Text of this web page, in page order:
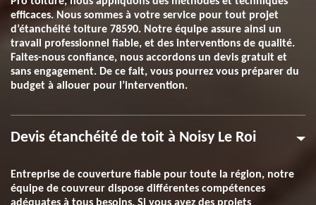
efficaces. Nous sommes à votre service pour tout projet
d’étanchéité toiture 78590. Notre équipe assure ainsi un
travail professionnel fiable, et des interventions de qualité.
Faites-nous confiance, nous accordons un devis gratuit et
sans engagement. De ce fait, vous pourrez vous préparer du
budget à allouer pour l’intervention.
Devis étanchéité de toit à Noisy Le Roi
Entreprise de couverture fiable pour toute la région, notre
équipe de couvreur dispose différentes compétences